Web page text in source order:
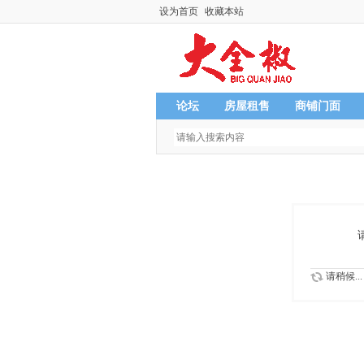
设为首页 收藏本站
论坛 房屋租售 商铺门面
请稍候...